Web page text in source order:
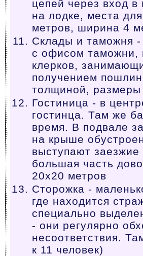
цепей через вход
на лодке, места
метров, ширина 4
Склады и таможня
с офисом таможни,
клерков,
получением
толщиной, размеры
Гостиница - в
гостинца. Там же
время. В подвале
на крыше
выступают
большая часть
20x20 метров
Сторожка -
где находится
специально
- они регулярно
несоответствия.
к 11 человек)